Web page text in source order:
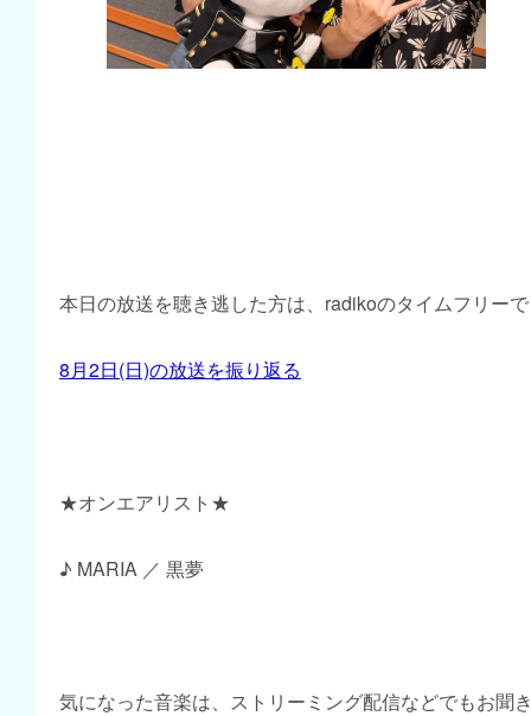
本日の放送を聴き逃した方は、radikoのタイムフリー
8月2日(日)の放送を振り返る
★オンエアリスト★
♪ MARIA ／ 黒夢
気になった音楽は、ストリーミング配信などでもお聞